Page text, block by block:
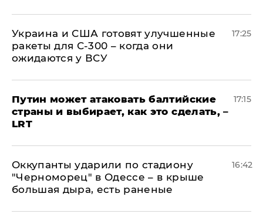
Украина и США готовят улучшенные
ракеты для С-300 – когда они
ожидаются у ВСУ
17:25
Путин может атаковать балтийские
страны и выбирает, как это сделать, –
LRT
17:15
Оккупанты ударили по стадиону
"Черноморец" в Одессе – в крыше
большая дыра, есть раненые
16:42